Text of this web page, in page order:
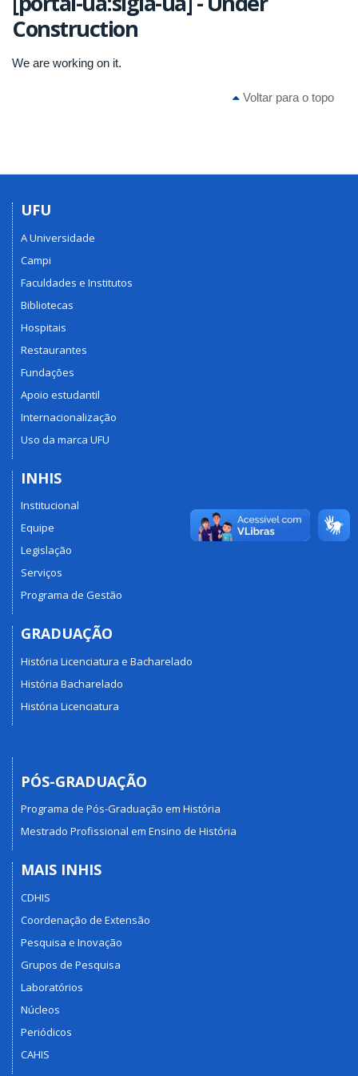
Construction
We are working on it.
Voltar para o topo
UFU
A Universidade
Campi
Faculdades e Institutos
Bibliotecas
Hospitais
Restaurantes
Fundações
Apoio estudantil
Internacionalização
Uso da marca UFU
INHIS
Institucional
Equipe
Legislação
Serviços
Programa de Gestão
GRADUAÇÃO
História Licenciatura e Bacharelado
História Bacharelado
História Licenciatura
PÓS-GRADUAÇÃO
Programa de Pós-Graduação em História
Mestrado Profissional em Ensino de História
MAIS INHIS
CDHIS
Coordenação de Extensão
Pesquisa e Inovação
Grupos de Pesquisa
Laboratórios
Núcleos
Periódicos
CAHIS